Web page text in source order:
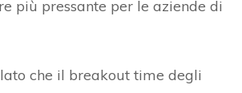
più pressante per le aziende di
che il breakout time degli